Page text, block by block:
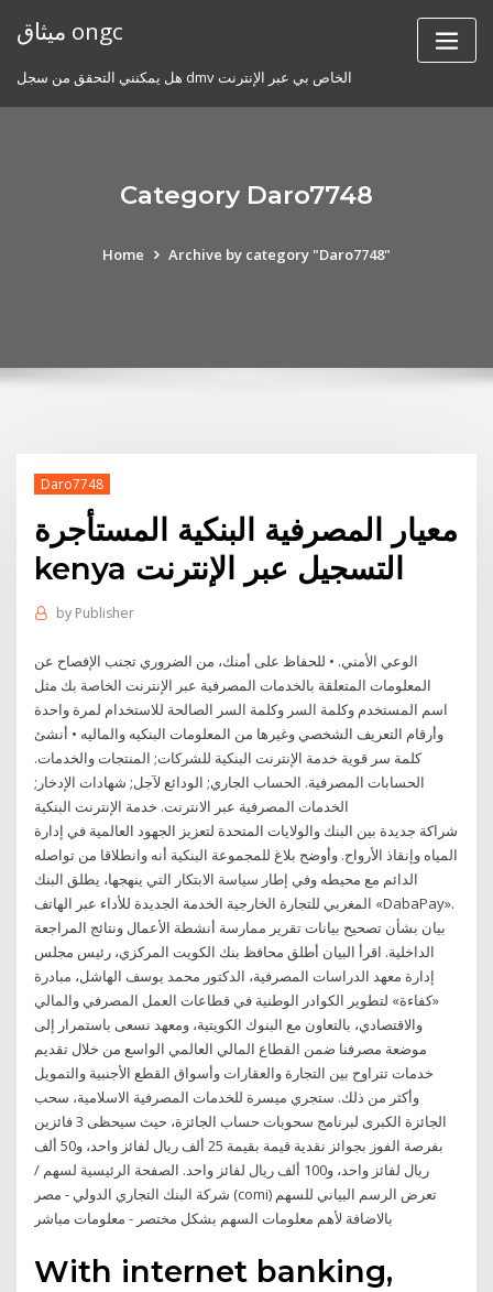
ميثاق ongc
هل يمكنني التحقق من سجل dmv الخاص بي عبر الإنترنت
Category Daro7748
Home Archive by category "Daro7748"
Daro7748
معيار المصرفية البنكية المستأجرة
kenya التسجيل عبر الإنترنت
by Publisher
الوعي الأمني. • للحفاظ على أمنك، من الضروري تجنب الإفصاح عن
المعلومات المتعلقة بالخدمات المصرفية عبر الإنترنت الخاصة بك مثل
اسم المستخدم وكلمة السر وكلمة السر الصالحة للاستخدام لمرة واحدة
وأرقام التعريف الشخصي وغيرها من المعلومات البنكيه والماليه • أنشئ
كلمة سر قوية خدمة الإنترنت البنكية للشركات; المنتجات والخدمات.
الحسابات المصرفية. الحساب‭ ‬الجاري; الودائع‭ ‬لآجل; شهادات‭ ‬الإدخار;
الخدمات المصرفية عبر الانترنت. خدمة الإنترنت البنكية
شراكة جديدة بين البنك والولايات المتحدة لتعزيز الجهود العالمية في إدارة
المياه وإنقاذ الأرواح. وأوضح بلاغ للمجموعة البنكية أنه وانطلاقا من تواصله
الدائم مع محيطه وفي إطار سياسة الابتكار التي ينهجها، يطلق البنك
المغربي للتجارة الخارجية الخدمة الجديدة للأداء عبر الهاتف «DabaPay».
بيان بشأن تصحيح بيانات تقرير ممارسة أنشطة الأعمال ونتائج المراجعة
الداخلية. اقرأ البيان أطلق محافظ بنك الكويت المركزي، رئيس مجلس
إدارة معهد الدراسات المصرفية، الدكتور محمد يوسف الهاشل، مبادرة
«كفاءة» لتطوير الكوادر الوطنية في قطاعات العمل المصرفي والمالي
والاقتصادي، بالتعاون مع البنوك الكويتية، ومعهد نسعى باستمرار إلى
موضعة مصرفنا ضمن القطاع المالي العالمي الواسع من خلال تقديم
خدمات تتراوح بين التجارة والعقارات وأسواق القطع الأجنبية والتمويل
وأكثر من ذلك. ستجري ميسرة للخدمات المصرفية الاسلامية، سحب
الجائزة الكبرى لبرنامج سحوبات حساب الجائزة، حيث سيحظى 3 فائزين
بفرصة الفوز بجوائز نقدية قيمة بقيمة 25 ألف ريال لفائز واحد، و50 ألف
ريال لفائز واحد، و100 ألف ريال لفائز واحد. الصفحة الرئيسية لسهم /
شركة البنك التجاري الدولي - مصر (comi) تعرض الرسم البياني للسهم
بالاضافة لأهم معلومات السهم بشكل مختصر - معلومات مباشر
With internet banking,